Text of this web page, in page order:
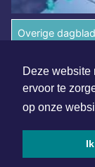
Deze website
ervoor te
op onze
Overige
Copyright (c)
Algemene